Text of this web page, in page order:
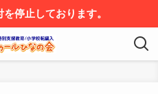
停止しております。